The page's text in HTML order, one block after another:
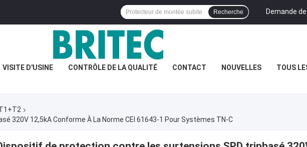
Demande
Recherche
VISITE D'USINE CONTRÔLE DE LA QUALITÉ CONTACT NOUVELLES TOUS
320V 12,5kA Conforme À La Norme CEI 61643-1 Pour Systèmes TN-C